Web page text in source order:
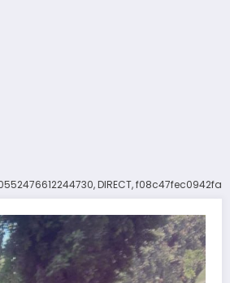
DIRECT, f08c47fec0942fa